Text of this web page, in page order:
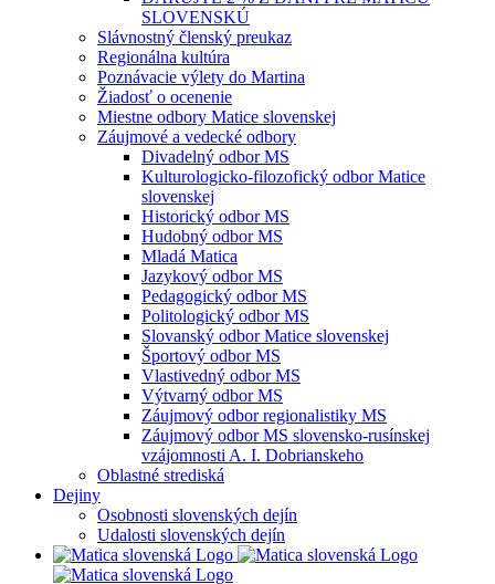
SLOVENSKÚ
Slávnostný členský preukaz
Regionálna kultúra
Poznávacie výlety do Martina
Žiadosť o ocenenie
Miestne odbory Matice slovenskej
Záujmové a vedecké odbory
Divadelný odbor MS
Kulturologicko-filozofický odbor Matice
slovenskej
Historický odbor MS
Hudobný odbor MS
Mladá Matica
Jazykový odbor MS
Pedagogický odbor MS
Politologický odbor MS
Slovanský odbor Matice slovenskej
Športový odbor MS
Vlastivedný odbor MS
Výtvarný odbor MS
Záujmový odbor regionalistiky MS
Záujmový odbor MS slovensko-rusínskej
vzájomnosti A. I. Dobrianskeho
Oblastné strediská
Dejiny
Osobnosti slovenských dejín
Udalosti slovenských dejín